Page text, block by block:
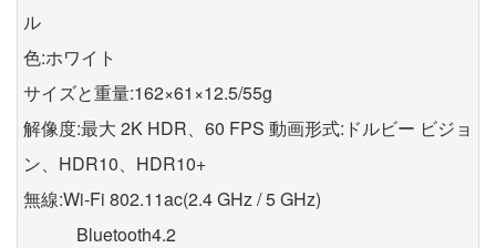
ル
色:ホワイト
サイズと重量:162×61×12.5/55g
解像度:最大 2K HDR、60 FPS 動画形式:ドルビー ビジョ
ン、HDR10、HDR10+
無線:Wi-Fi 802.11ac(2.4 GHz / 5 GHz)
Bluetooth4.2